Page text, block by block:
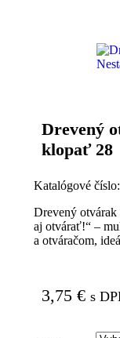
Drevený
klopať 28
Katalógové číslo:
Drevený otvárak
aj otvárať!“ –
a otváračom,
3,75 € s